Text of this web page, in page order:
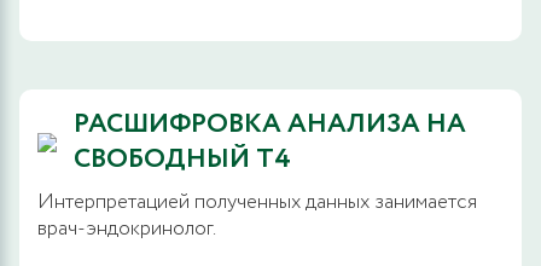
РАСШИФРОВКА АНАЛИЗА НА
СВОБОДНЫЙ Т4
Интерпретацией полученных данных занимается
врач-эндокринолог.